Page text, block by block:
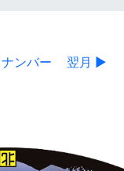
ンバー 翌月 ▶